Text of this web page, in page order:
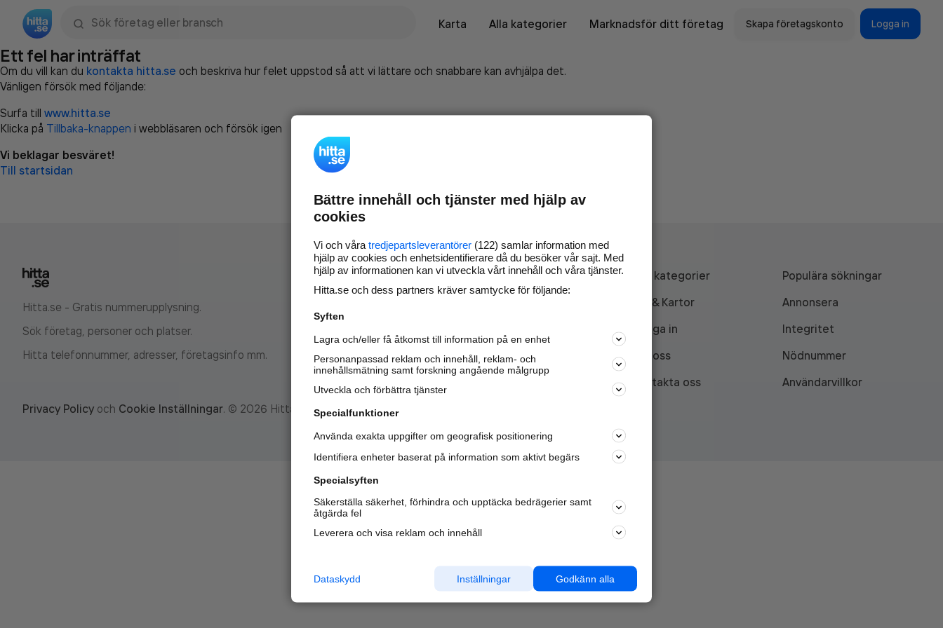
Karta
Alla kategorier Marknadsför ditt företag Skapa företagskonto Logga in
Ett fel har inträffat
Om du vill kan du kontakta hitta.se och beskriva hur felet uppstod så att vi lättare och snabbare kan avhjälpa det.
Vänligen försök med följande:
Surfa till www.hitta.se
Klicka på Tillbaka-knappen i webbläsaren och försök igen
Vi beklagar besväret!
Till startsidan
Hitta.se - Gratis nummerupplysning.
Sök företag, personer och platser.
Hitta telefonnummer, adresser, företagsinfo mm.
Marknadsför företaget på
nya kunder och
samarbetspartners nära dig.
Läs mer här
Alla kategorier
Populära sökningar
API & Kartor
Annonsera
Logga in
Integritet
Om oss
Nödnummer
Kontakta oss
Användarvillkor
Privacy Policy och Cookie Inställningar. © 2026 Hitta.se
Bättre innehåll och tjänster med hjälp av
cookies
Vi och våra tredjepartsleverantörer (122) samlar information med
hjälp av cookies och enhetsidentifierare då du besöker vår sajt. Med
hjälp av informationen kan vi utveckla vårt innehåll och våra tjänster.
Hitta.se och dess partners kräver samtycke för följande:
Syften
Lagra och/eller få åtkomst till information på en enhet
Personanpassad reklam och innehåll, reklam- och
innehållsmätning samt forskning angående målgrupp
Utveckla och förbättra tjänster
Specialfunktioner
Använda exakta uppgifter om geografisk positionering
Identifiera enheter baserat på information som aktivt begärs
Specialsyften
Säkerställa säkerhet, förhindra och upptäcka bedrägerier samt
åtgärda fel
Leverera och visa reklam och innehåll
Godkänn alla
Inställningar
Dataskydd